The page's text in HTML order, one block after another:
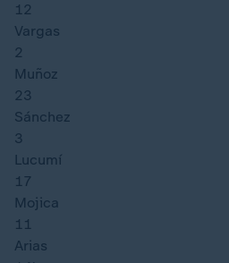
12
Vargas
2
Muñoz
23
Sánchez
3
Lucumí
17
Mojica
11
Arias